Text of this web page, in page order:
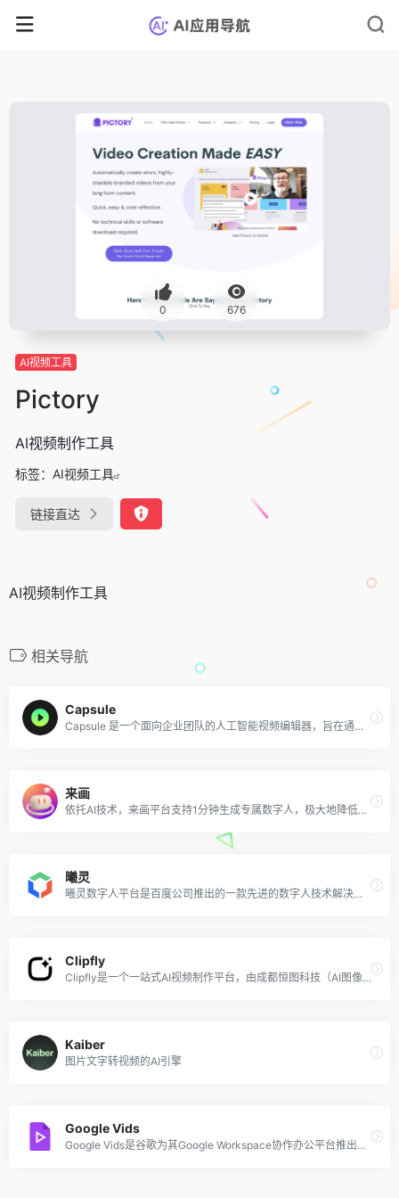
0 676
AI视频工具
Pictory
AI视频制作工具
标签： AI视频工具
链接直达
AI视频制作工具
相关导航
Capsule
Capsule 是一个面向企业团队的人工智能视频编辑器，旨在通过将简单直观的操作界面与自动执行编辑任务的AI相结合，帮助内容和营销团队以高效的速度和轻松地创建视频。
来画
依托AI技术，来画平台支持1分钟生成专属数字人，极大地降低制作门槛和制作成本，无需昂贵、专业的穿戴设备，每个人都能轻松拥有自己的数字人。
曦灵
曦灵数字人平台是百度公司推出的一款先进的数字人技术解决方案，为用户提供一站式的数字人创建、管理和应用服务。该平台具备虚拟直播、专业视频制作、智能对话等核心功能，支持快速生成高质量的2D和3D数字人形象。
Clipfly
Clipfly是一个一站式AI视频制作平台，由成都恒图科技（AI图像工具Fotor背后的公司）开发，旨在为用户提供从创意产生到完成视频的全套解决方案。
Kaiber
图片文字转视频的AI引擎
Google Vids
Google Vids是谷歌为其Google Workspace协作办公平台推出的一款AI驱动的视频创作工具，旨在帮助用户轻松制作和分享工作相关的视频内容。用户可以通过简单的提示和素材整合，生成故事板并编辑视频。